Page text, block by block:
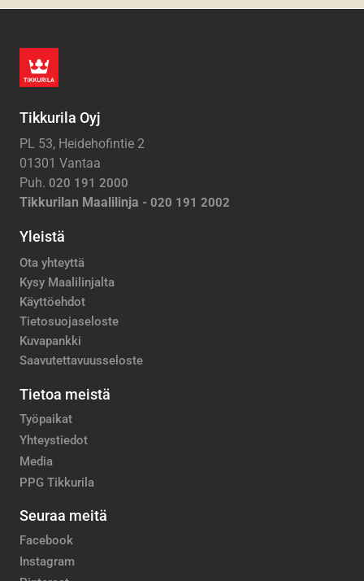
Tikkurila Oyj
PL 53, Heidehofintie 2
01301 Vantaa
Puh. 020 191 2000
Tikkurilan Maalilinja - 020 191 2002
Yleistä
Ota yhteyttä
Kysy Maalilinjalta
Käyttöehdot
Tietosuojaseloste
Kuvapankki
Saavutettavuusseloste
Tietoa meistä
Työpaikat
Yhteystiedot
Media
PPG Tikkurila
Seuraa meitä
Facebook
Instagram